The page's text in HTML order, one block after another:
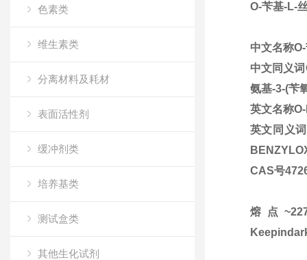
色素类
维生素类
分离材料及耗材
表面活性剂
缓冲剂类
培养基类
测试盒类
其他生化试剂
O-苄基-L-
中文名称
中文同义
氨基-3-(苄
英文名称
英文同义
CAS号
熔点